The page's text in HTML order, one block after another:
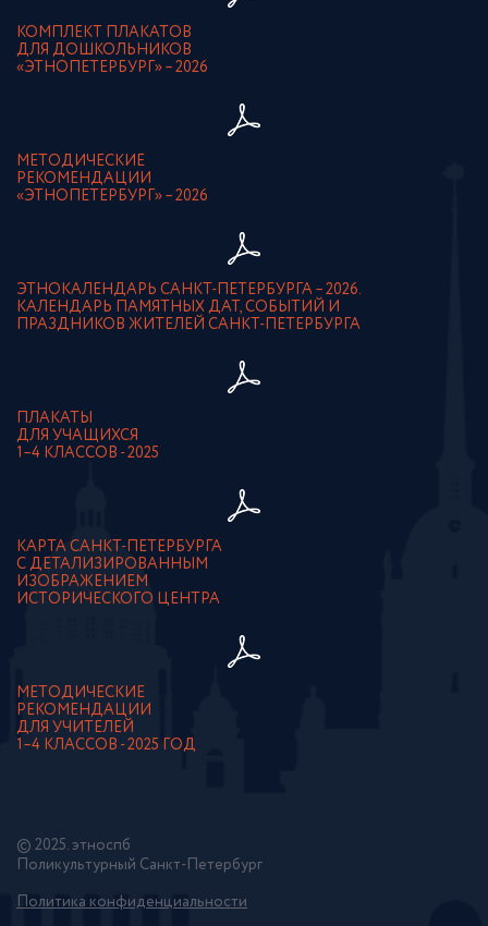
КОМПЛЕКТ ПЛАКАТОВ
ДЛЯ ДОШКОЛЬНИКОВ
«ЭТНОПЕТЕРБУРГ» – 2026
МЕТОДИЧЕСКИЕ
РЕКОМЕНДАЦИИ
«ЭТНОПЕТЕРБУРГ» – 2026
ЭТНОКАЛЕНДАРЬ САНКТ-ПЕТЕРБУРГА – 2026.
КАЛЕНДАРЬ ПАМЯТНЫХ ДАТ, СОБЫТИЙ И
ПРАЗДНИКОВ ЖИТЕЛЕЙ САНКТ-ПЕТЕРБУРГА
ПЛАКАТЫ
ДЛЯ УЧАЩИХСЯ
1–4 КЛАССОВ - 2025
КАРТА САНКТ-ПЕТЕРБУРГА
С ДЕТАЛИЗИРОВАННЫМ
ИЗОБРАЖЕНИЕМ
ИСТОРИЧЕСКОГО ЦЕНТРА
МЕТОДИЧЕСКИЕ
РЕКОМЕНДАЦИИ
ДЛЯ УЧИТЕЛЕЙ
1–4 КЛАССОВ - 2025 ГОД
© 2025. этноспб
Поликультурный Санкт-Петербург
Политика конфиденциальности